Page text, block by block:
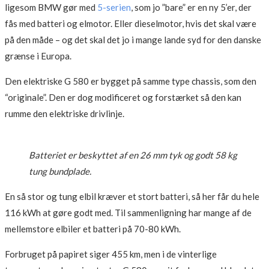
ligesom BMW gør med 5-serien, som jo ”bare” er en ny 5’er, der
fås med batteri og elmotor. Eller dieselmotor, hvis det skal være
på den måde – og det skal det jo i mange lande syd for den danske
grænse i Europa.
Den elektriske G 580 er bygget på samme type chassis, som den
“originale”. Den er dog modificeret og forstærket så den kan
rumme den elektriske drivlinje.
Batteriet er beskyttet af en 26 mm tyk og godt 58 kg
tung bundplade.
En så stor og tung elbil kræver et stort batteri, så her får du hele
116 kWh at gøre godt med. Til sammenligning har mange af de
mellemstore elbiler et batteri på 70-80 kWh.
Forbruget på papiret siger 455 km, men i de vinterlige